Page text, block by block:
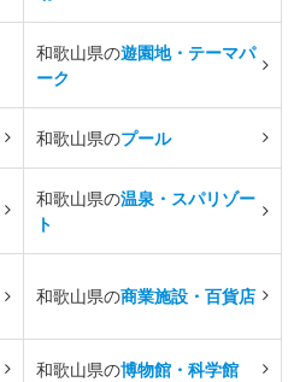
和歌山県の遊園地・テーマパ
ーク
和歌山県のプール
和歌山県の温泉・スパリゾー
ト
和歌山県の商業施設・百貨店
和歌山県の博物館・科学館